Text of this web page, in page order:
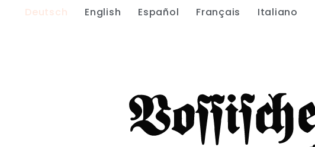
Deutsch English Español Français Italiano